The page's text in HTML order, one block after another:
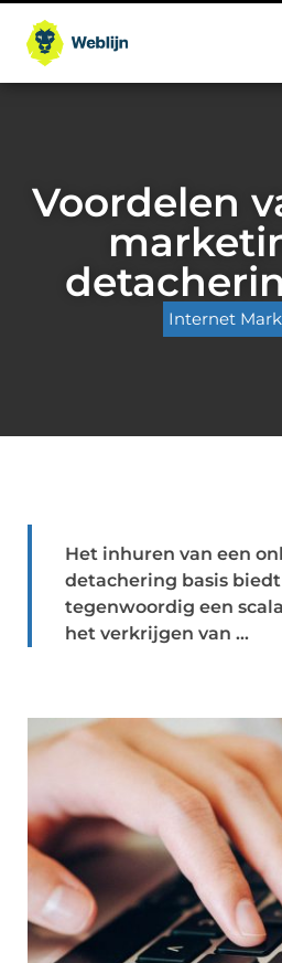
Voordelen
Internet
Het inhuren van een
detachering basis
tegenwoordig een
het verkrijgen van ...